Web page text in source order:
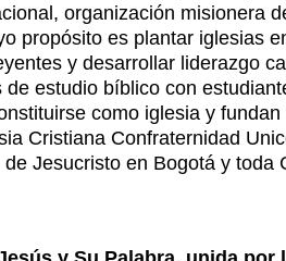
organización misionera
propósito es plantar iglesias
y desarrollar liderazgo
estudio bíblico con
como iglesia y
Cristiana Confraternidad
Jesucristo en Bogotá y toda